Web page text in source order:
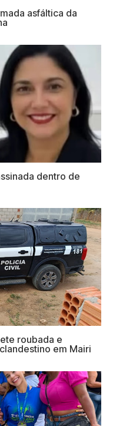
asfáltica da
dentro de
roubada e
em Mairi